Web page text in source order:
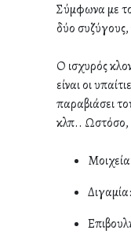
Σύμφωνα με το
δύο
Ο ισχυρός
είναι οι
παραβιάσει
κλπ.. Ωστόσο,